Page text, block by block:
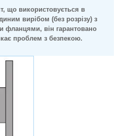
що використовується в
вирібом (без розрізу) з
фланцями, він гарантовано
проблем з безпекою.